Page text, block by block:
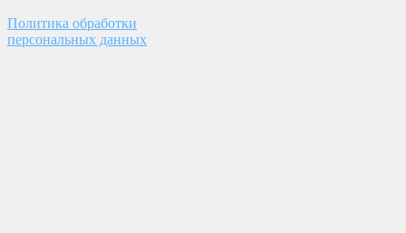
Политика обработки
персональных данных